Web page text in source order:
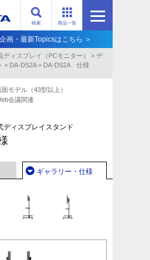
商品一覧
検索
画・最新Topicsはこちら ＞
ディスプレイ（PCモニター） > デ
> DA-DS2A> DA-DS2A 仕様
面モデル（43型以上）
会議関連
ディスプレイスタンド
ギャラリー・仕様